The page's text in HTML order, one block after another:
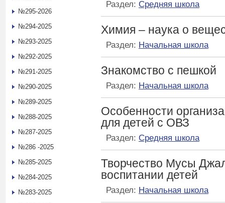
Раздел: Средняя школа
Химия – наука о
Раздел: Начальная школа
Знакомство с пешкой
Раздел: Начальная школа
Особенности
для детей с ОВЗ
Раздел: Средняя школа
Творчество Мусы
воспитании детей
Раздел: Начальная школа
№295-2026
№294-2025
№293-2025
№292-2025
№291-2025
№290-2025
№289-2025
№288-2025
№287-2025
№286 -2025
№285-2025
№284-2025
№283-2025